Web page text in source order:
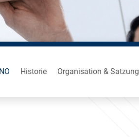
Historie Organisation & Satzung